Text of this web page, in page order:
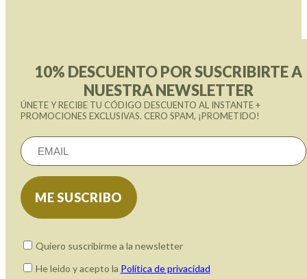
10% DESCUENTO POR SUSCRIBIRTE A
NUESTRA NEWSLETTER
ÚNETE Y RECIBE TU CÓDIGO DESCUENTO AL INSTANTE +
PROMOCIONES EXCLUSIVAS. CERO SPAM, ¡PROMETIDO!
Quiero suscribirme a la newsletter
He leido y acepto la Política de privacidad